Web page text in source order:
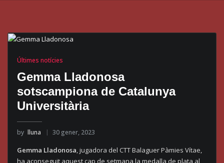
Últimes notícies
Gemma Lladonosa
sotscampiona de Catalunya
Universitària
by lluna 30 gener, 2023
Gemma Lladonosa, jugadora del CTT Balaguer Pàmies Vítae,
ha aconseguit aquest cap de setmana la medalla de plata al